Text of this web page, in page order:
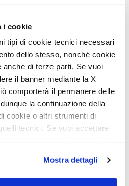
i cookie
tipi di cookie tecnici necessari
dello stesso, nonché cookie
di terze parti. Se vuoi
il banner mediante la X
comporterà il permanere delle
la continuazione della
cookie o altri strumenti di
tecnici. Se vuoi accettare
Se vuoi saperne di più clicca
permetti l'utilizzo
Mostra dettagli